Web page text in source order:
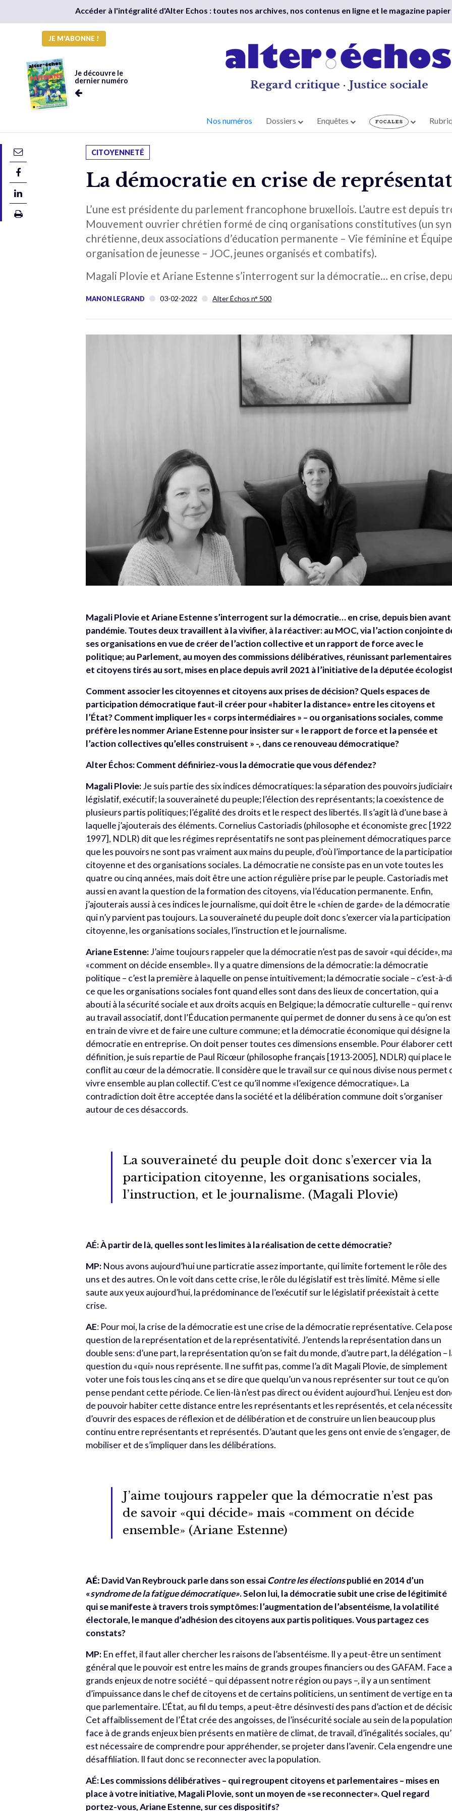
Accéder à l'intégralité d'Alter Echos : toutes nos archives, nos contenus en ligne et le magazine
JE M'ABONNE !
Je découvre le
dernier numéro
Regard critique · Justice sociale
Nos numéros Dossiers Enquêtes
CITOYENNETÉ
La démocratie en crise de
L’une est présidente du parlement francophone bruxellois. L’autre est depuis
Mouvement ouvrier chrétien formé de cinq organisations constitutives (un
chrétienne, deux associations d’éducation permanente – Vie féminine et
organisation de jeunesse – JOC, jeunes organisés et combatifs).
Magali Plovie et Ariane Estenne s’interrogent sur la démocratie… en crise,
MANON LEGRAND 03-02-2022 Alter Échos n° 500
Magali Plovie et Ariane Estenne s’interrogent sur la démocratie… en crise, depuis bien
pandémie. Toutes deux travaillent à la vivifier, à la réactiver: au MOC, via l’action conjointe
ses organisations en vue de créer de l’action collective et un rapport de force avec le
politique; au Parlement, au moyen des commissions délibératives, réunissant parlementaires
et citoyens tirés au sort, mises en place depuis avril 2021 à l’initiative de la députée
Comment associer les citoyennes et citoyens aux prises de décision? Quels espaces de
participation démocratique faut-il créer pour «habiter la distance» entre les citoyens et
l’État? Comment impliquer les « corps intermédiaires » – ou organisations sociales, comme
préfère les nommer Ariane Estenne pour insister sur « le rapport de force et la pensée et
l’action collectives qu’elles construisent » -, dans ce renouveau démocratique?
Alter Échos: Comment définiriez-vous la démocratie que vous défendez?
Magali Plovie:Je suis partie des six indices démocratiques: la séparation des pouvoirs
législatif, exécutif;la souveraineté du peuple; l’élection des représentants; la coexistence de
plusieurs partis politiques; l’égalité des droits et le respect des libertés. Il s’agit là d’une base à
laquelle j’ajouterais des éléments. Cornelius Castoriadis (philosophe et économiste grec
1997], NDLR) dit que les régimes représentatifs ne sont pas pleinement démocratiques parce
que les pouvoirs ne sont pas vraiment aux mains du peuple, d’où l’importance de la
citoyenne et des organisations sociales. La démocratie ne consiste pas en un vote toutes les
quatre ou cinq années, mais doit être une action régulière prise par le peuple. Castoriadis met
aussi en avant la question de la formation des citoyens, via l’éducation permanente. Enfin,
j’ajouterais aussi à ces indices le journalisme, qui doit être le «chien de garde» de la
qui n’y parvient pas toujours. La souveraineté du peuple doit donc s’exercer via la participation
citoyenne, les organisations sociales, l’instruction et le journalisme.
Ariane Estenne:J’aime toujours rappeler que la démocratie n’est pas de savoir «qui décide»,
«comment on décide ensemble». Il y a quatre dimensions de la démocratie: la démocratie
politique – c’est la première à laquelle on pense intuitivement; la démocratie sociale – c’est-à-
ce que les organisations sociales font quand elles sont dans des lieux de concertation, qui a
abouti à la sécurité sociale et aux droits acquis en Belgique; la démocratie culturelle – qui
au travail associatif, dont l’Éducation permanente qui permet de donner du sens à ce qu’on est
en train de vivre et de faire une culture commune; et la démocratie économique qui désigne la
démocratie en entreprise. On doit penser toutes ces dimensions ensemble. Pour élaborer
définition, je suis repartie de Paul Ricœur (philosophe français [1913-2005], NDLR) qui place le
conflit au cœur de la démocratie. Il considère que le travail sur ce qui nous divise nous permet
vivre ensemble au plan collectif. C’est ce qu’il nomme «l’exigence démocratique». La
contradiction doit être acceptée dans la société et la délibération commune doit s’organiser
autour de ces désaccords.
La souveraineté du peuple doit donc s’exercer via la
participation citoyenne, les organisations sociales,
l’instruction, et le journalisme. (Magali Plovie)
AÉ: À partir de là, quelles sont les limites à la réalisation de cette démocratie?
MP: Nous avons aujourd’hui une particratie assez importante, qui limite fortement le rôle des
uns et des autres. On le voit dans cette crise, le rôle du législatif est très limité. Même si elle
saute aux yeux aujourd’hui, la prédominance de l’exécutif sur le législatif préexistait à cette
crise.
AE: Pour moi, la crise de la démocratie est une crise de la démocratie représentative. Cela
question de la représentation et de la représentativité. J’entends la représentation dans un
double sens: d’une part, la représentation qu’on se fait du monde, d’autre part, la délégation –
question du «qui» nous représente. Il ne suffit pas, comme l’a dit Magali Plovie, de simplement
voter une fois tous les cinq ans et se dire que quelqu’un va nous représenter sur tout ce qu’on
pense pendant cette période. Ce lien-là n’est pas direct ou évident aujourd’hui. L’enjeu est
de pouvoir habiter cette distance entre les représentants et les représentés, et cela
d’ouvrir des espaces de réflexion et de délibération et de construire un lien beaucoup plus
continu entre représentants et représentés. D’autant que les gens ont envie de s’engager, de
mobiliser et de s’impliquer dans les délibérations.
J’aime toujours rappeler que la démocratie n’est pas
de savoir «qui décide» mais «comment on décide
ensemble» (Ariane Estenne)
AÉ: David Van Reybrouck parle dans son essaiContre les électionspublié en 2014 d’un
«syndrome de la fatigue démocratique». Selon lui, la démocratie subit une crise de légitimité
qui se manifeste à travers trois symptômes: l’augmentation de l’absentéisme, la volatilité
électorale, le manque d’adhésion des citoyens aux partis politiques. Vous partagez ces
constats?
MP: En effet, il faut aller chercher les raisons de l’absentéisme. Il y a peut-être un sentiment
général que le pouvoir est entre les mains de grands groupes financiers ou des GAFAM. Face
grands enjeux de notre société – qui dépassent notre région ou pays –, il y a un sentiment
d’impuissance dans le chef de citoyens et de certains politiciens, un sentiment de vertige en
que parlementaire. L’État, au fil du temps, a peut-être désinvesti des pans d’action et de
Cet affaiblissement de l’État crée des angoisses, de l’insécurité sociale au sein de la
face à de grands enjeux bien présents en matière de climat, de travail, d’inégalités sociales,
est nécessaire de comprendre pour appréhender, se projeter dans l’avenir. Cela engendre
désaffiliation. Il faut donc se reconnecter avec la population.
AÉ: Les commissions délibératives – qui regroupent citoyens et parlementaires – mises en
place à votre initiative, Magali Plovie, sont un moyen de «se reconnecter». Quel regard
portez-vous, Ariane Estenne, sur ces dispositifs?